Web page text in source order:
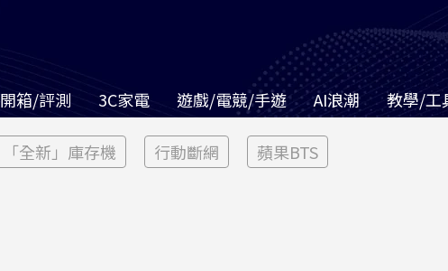
開箱/評測 3C家電 遊戲/電競/手遊 AI浪潮 教學/工
「全新」庫存機 行動斷網 蘋果BTS